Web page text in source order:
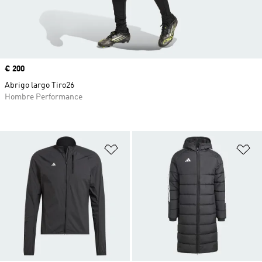
Añadir a la lista de deseos
Precio
€ 200
Abrigo largo Tiro26
Hombre Performance